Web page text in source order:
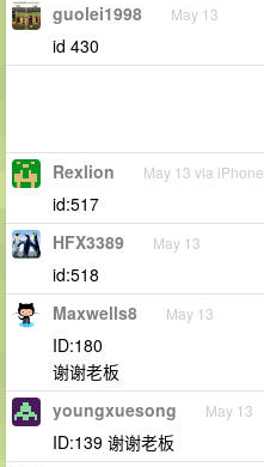
guolei1998 May 13
id 430
Rexlion May 13 via iPhone
id:517
HFX3389 May 13
id:518
Maxwells8 May 13
ID:180
谢谢老板
youngxuesong May 13
ID:139 谢谢老板